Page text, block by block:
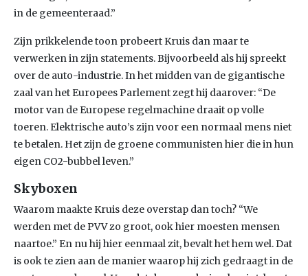
in de gemeenteraad.”
Zijn prikkelende toon probeert Kruis dan maar te
verwerken in zijn statements. Bijvoorbeeld als hij spreekt
over de auto-industrie. In het midden van de gigantische
zaal van het Europees Parlement zegt hij daarover: “De
motor van de Europese regelmachine draait op volle
toeren. Elektrische auto’s zijn voor een normaal mens niet
te betalen. Het zijn de groene communisten hier die in hun
eigen CO2-bubbel leven.”
Skyboxen
Waarom maakte Kruis deze overstap dan toch? “We
werden met de PVV zo groot, ook hier moesten mensen
naartoe.” En nu hij hier eenmaal zit, bevalt het hem wel. Dat
is ook te zien aan de manier waarop hij zich gedraagt in de